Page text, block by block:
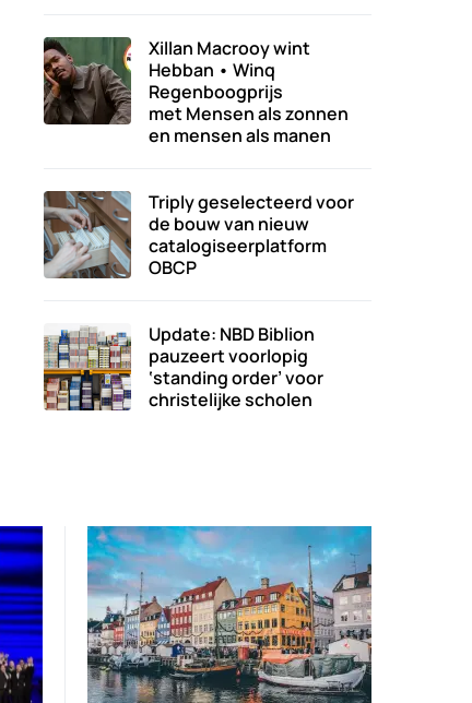
Xillan Macrooy wint
Hebban • Winq
Regenboogprijs
met Mensen als zonnen
en mensen als manen
Triply geselecteerd voor
de bouw van nieuw
catalogiseerplatform
OBCP
Update: NBD Biblion
pauzeert voorlopig
‘standing order’ voor
christelijke scholen